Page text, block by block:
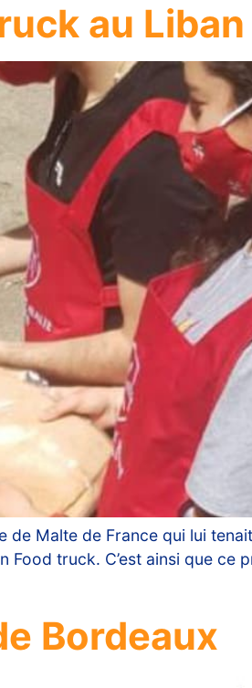
au Liban
de Malte de France qui lui
Food truck. C’est ainsi que ce
Bordeaux